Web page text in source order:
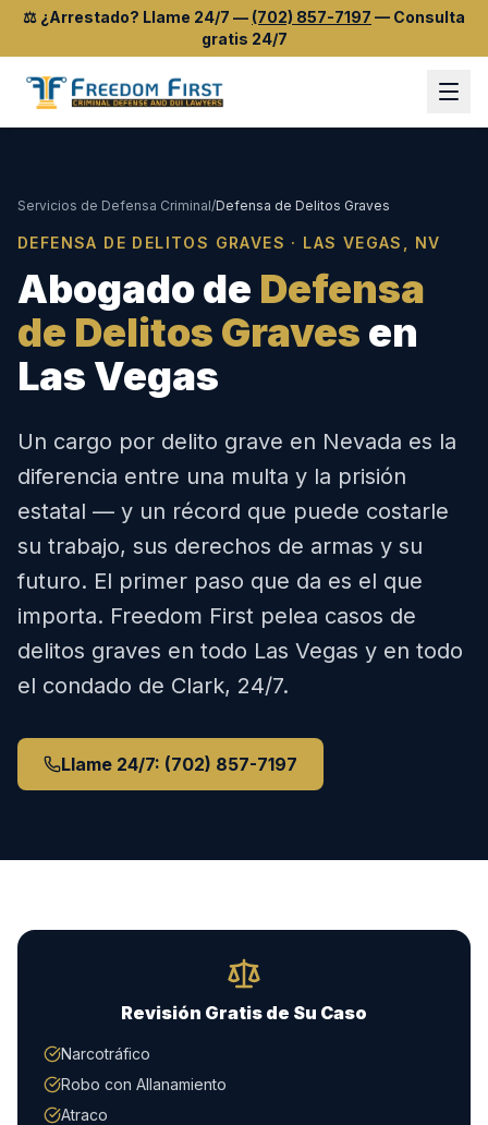
⚖️ ¿Arrestado? Llame 24/7 — (702) 857-7197 — Consulta
gratis 24/7
Servicios de Defensa Criminal/Defensa de Delitos Graves
DEFENSA DE DELITOS GRAVES · LAS VEGAS, NV
Abogado de Defensa
de Delitos Graves en
Las Vegas
Un cargo por delito grave en Nevada es la
diferencia entre una multa y la prisión
estatal — y un récord que puede costarle
su trabajo, sus derechos de armas y su
futuro. El primer paso que da es el que
importa. Freedom First pelea casos de
delitos graves en todo Las Vegas y en todo
el condado de Clark, 24/7.
Llame 24/7: (702) 857-7197
Revisión Gratis de Su Caso
Narcotráfico
Robo con Allanamiento
Atraco